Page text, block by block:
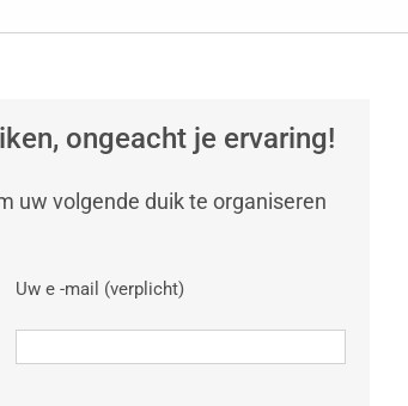
ongeacht je ervaring!
uw volgende duik te organiseren
Uw e -mail (verplicht)